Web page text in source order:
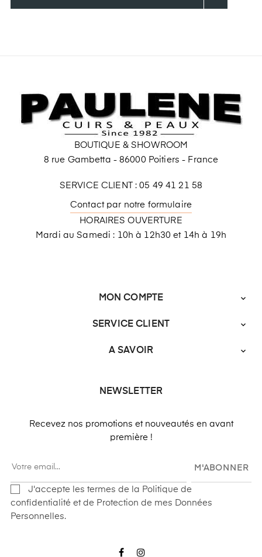
BOUTIQUE & SHOWROOM
8 rue Gambetta - 86000 Poitiers - France
SERVICE CLIENT : 05 49 41 21 58
Contact par notre formulaire
HORAIRES OUVERTURE
Mardi au Samedi : 10h à 12h30 et 14h à 19h
MON COMPTE 
SERVICE CLIENT 
A SAVOIR 
NEWSLETTER
Recevez nos promotions et nouveautés en avant
première !
M'ABONNER
J'accepte les termes de la Politique de
confidentialité et de Protection de mes Données
Personnelles.
Facebook